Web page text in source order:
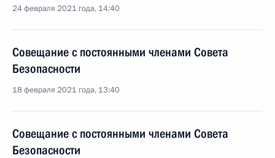
24 февраля 2021 года, 14:40
Совещание с постоянными членами Совета
Безопасности
18 февраля 2021 года, 13:40
Совещание с постоянными членами Совета
Безопасности